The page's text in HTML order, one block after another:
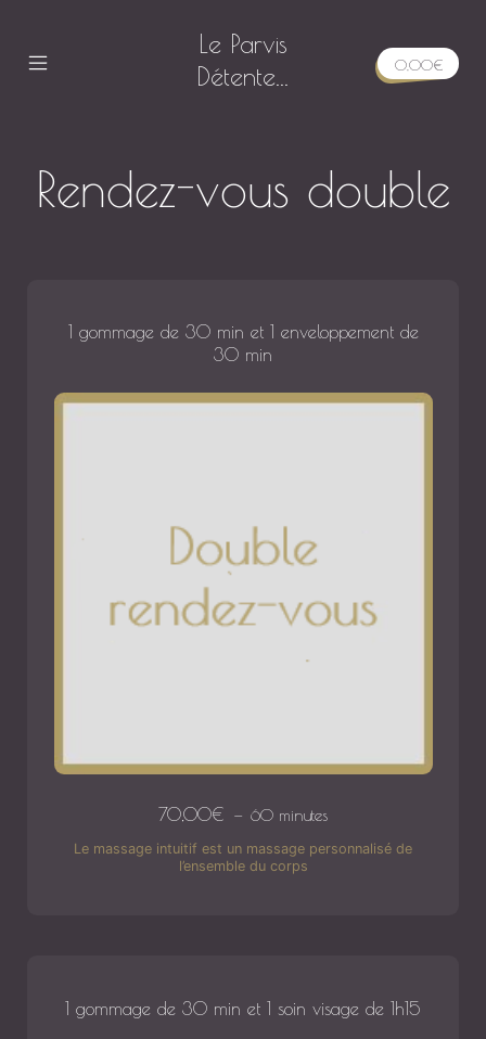
content
Le Parvis
Détente...
0,00€
Rendez-vous double
1 gommage de 30 min et 1 enveloppement de
30 min
70,00€ 60 minutes
Le massage intuitif est un massage personnalisé de
l’ensemble du corps
1 gommage de 30 min et 1 soin visage de 1h15